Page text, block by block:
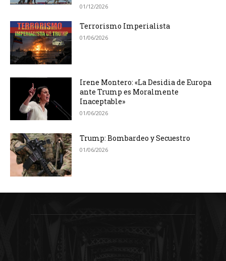
01/12/2026
Terrorismo Imperialista
01/06/2026
Irene Montero: «La Desidia de Europa
ante Trump es Moralmente
Inaceptable»
01/06/2026
Trump: Bombardeo y Secuestro
01/06/2026